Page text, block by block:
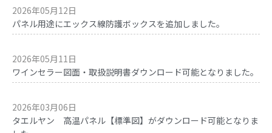
2026年05月12日
パネル用途にエックス線防護ボックスを追加しました。
2026年05月11日
ワインセラー図面・取扱説明書ダウンロード可能となりました。
2026年03月06日
タエルヤン 高温パネル【標準図】がダウンロード可能となりま